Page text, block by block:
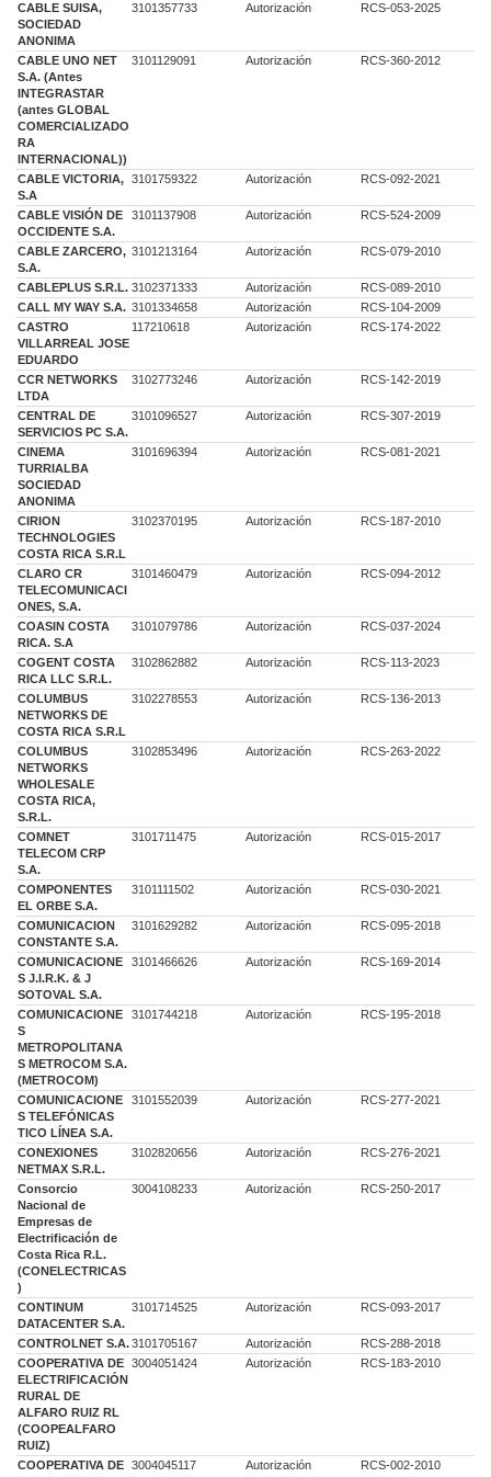
CABLE SUISA,
SOCIEDAD
ANONIMA
3101357733 Autorización RCS-053-2025
CABLE UNO NET
S.A. (Antes
INTEGRASTAR
(antes GLOBAL
COMERCIALIZADO
RA
INTERNACIONAL))
3101129091 Autorización RCS-360-2012
CABLE VICTORIA,
S.A
3101759322 Autorización RCS-092-2021
CABLE VISIÓN DE
OCCIDENTE S.A.
3101137908 Autorización RCS-524-2009
CABLE ZARCERO,
S.A.
3101213164 Autorización RCS-079-2010
CABLEPLUS S.R.L. 3102371333 Autorización
RCS-089-2010
CALL MY WAY S.A. 3101334658 Autorización
RCS-104-2009
CASTRO
VILLARREAL JOSE
EDUARDO
117210618 Autorización RCS-174-2022
CCR NETWORKS
LTDA
3102773246 Autorización RCS-142-2019
CENTRAL DE
SERVICIOS PC S.A.
3101096527 Autorización RCS-307-2019
CINEMA
TURRIALBA
SOCIEDAD
ANONIMA
3101696394 Autorización RCS-081-2021
CIRION
TECHNOLOGIES
COSTA RICA S.R.L
3102370195 Autorización RCS-187-2010
CLARO CR
TELECOMUNICACI
ONES, S.A.
3101460479 Autorización RCS-094-2012
COASIN COSTA
RICA. S.A
3101079786 Autorización RCS-037-2024
COGENT COSTA
RICA LLC S.R.L.
3102862882 Autorización RCS-113-2023
COLUMBUS
NETWORKS DE
COSTA RICA S.R.L
3102278553 Autorización RCS-136-2013
COLUMBUS
NETWORKS
WHOLESALE
COSTA RICA,
S.R.L.
3102853496 Autorización RCS-263-2022
COMNET
TELECOM CRP
S.A.
3101711475 Autorización RCS-015-2017
COMPONENTES
EL ORBE S.A.
3101111502 Autorización RCS-030-2021
COMUNICACION
CONSTANTE S.A.
3101629282 Autorización RCS-095-2018
COMUNICACIONE
S J.I.R.K. & J
SOTOVAL S.A.
3101466626 Autorización RCS-169-2014
COMUNICACIONE
S
METROPOLITANA
S METROCOM S.A.
(METROCOM)
3101744218 Autorización RCS-195-2018
COMUNICACIONE
S TELEFÓNICAS
TICO LÍNEA S.A.
3101552039 Autorización RCS-277-2021
CONEXIONES
NETMAX S.R.L.
3102820656 Autorización RCS-276-2021
Consorcio
Nacional de
Empresas de
Electrificación de
Costa Rica R.L.
(CONELECTRICAS
)
3004108233 Autorización RCS-250-2017
CONTINUM
DATACENTER S.A.
3101714525 Autorización RCS-093-2017
CONTROLNET S.A.3101705167 Autorización
RCS-288-2018
COOPERATIVA DE
ELECTRIFICACIÓN
RURAL DE
ALFARO RUIZ RL
(COOPEALFARO
RUIZ)
3004051424 Autorización RCS-183-2010
COOPERATIVA DE 3004045117 Autorización RCS-002-2010